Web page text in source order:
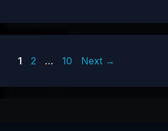
Page
1 Page
2 … Page
10 Next →